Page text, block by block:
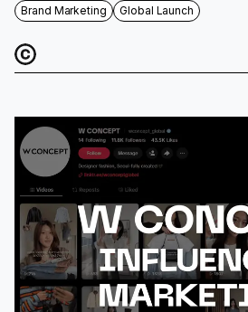
Brand Marketing Global Launch